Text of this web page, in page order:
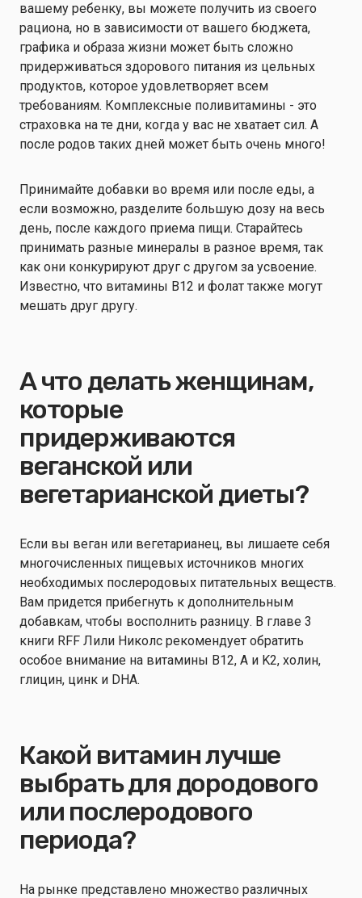
вашему ребенку, вы можете получить из своего
рациона, но в зависимости от вашего бюджета,
графика и образа жизни может быть сложно
придерживаться здорового питания из цельных
продуктов, которое удовлетворяет всем
требованиям. Комплексные поливитамины - это
страховка на те дни, когда у вас не хватает сил. А
после родов таких дней может быть очень много!
Принимайте добавки во время или после еды, а
если возможно, разделите большую дозу на весь
день, после каждого приема пищи. Старайтесь
принимать разные минералы в разное время, так
как они конкурируют друг с другом за усвоение.
Известно, что витамины B12 и фолат также могут
мешать друг другу.
А что делать женщинам,
которые
придерживаются
веганской или
вегетарианской диеты?
Если вы веган или вегетарианец, вы лишаете себя
многочисленных пищевых источников многих
необходимых послеродовых питательных веществ.
Вам придется прибегнуть к дополнительным
добавкам, чтобы восполнить разницу. В главе 3
книги RFF Лили Николс рекомендует обратить
особое внимание на витамины B12, A и K2, холин,
глицин, цинк и DHA.
Какой витамин лучше
выбрать для дородового
или послеродового
периода?
На рынке представлено множество различных